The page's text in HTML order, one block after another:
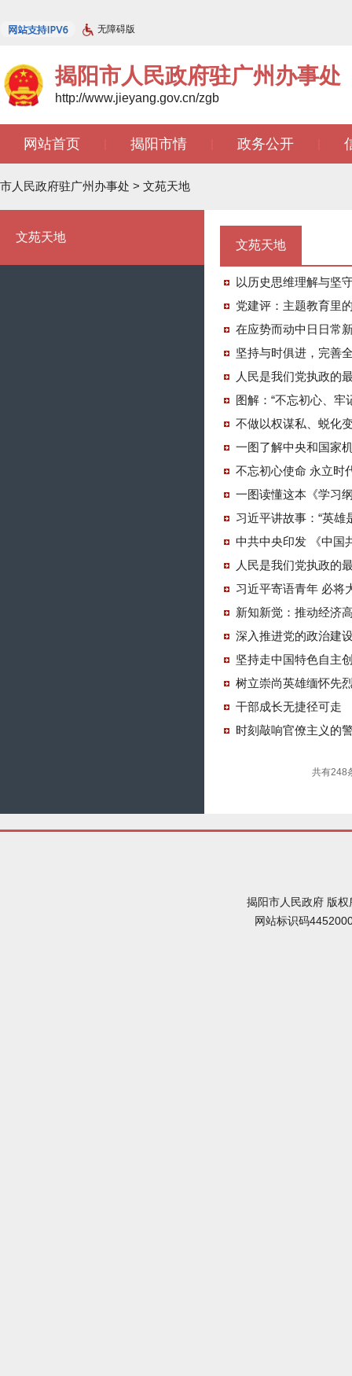
无障碍版
揭阳市人民政府驻广州办事处
http://www.jieyang.gov.cn/zgb
网站首页 揭阳市情 政务公开
文苑天地 |
市人民政府驻广州办事处 > 文苑天地
文苑天地
文苑天地
以历史思维理解与坚
党建评：主题教育里
在应势而动中日日常
坚持与时俱进，完善
人民是我们党执政的
图解：“不忘初心、牢
不做以权谋私、蜕化
一图了解中央和国家
不忘初心使命 永立时
一图读懂这本《学习
习近平讲故事：“英雄
中共中央印发 《中国
人民是我们党执政的
习近平寄语青年 必将
新知新觉：推动经济
深入推进党的政治建
坚持走中国特色自主
树立崇尚英雄缅怀先
干部成长无捷径可走
时刻敲响官僚主义的
共有248
揭阳市人民政府 版
网站标识码